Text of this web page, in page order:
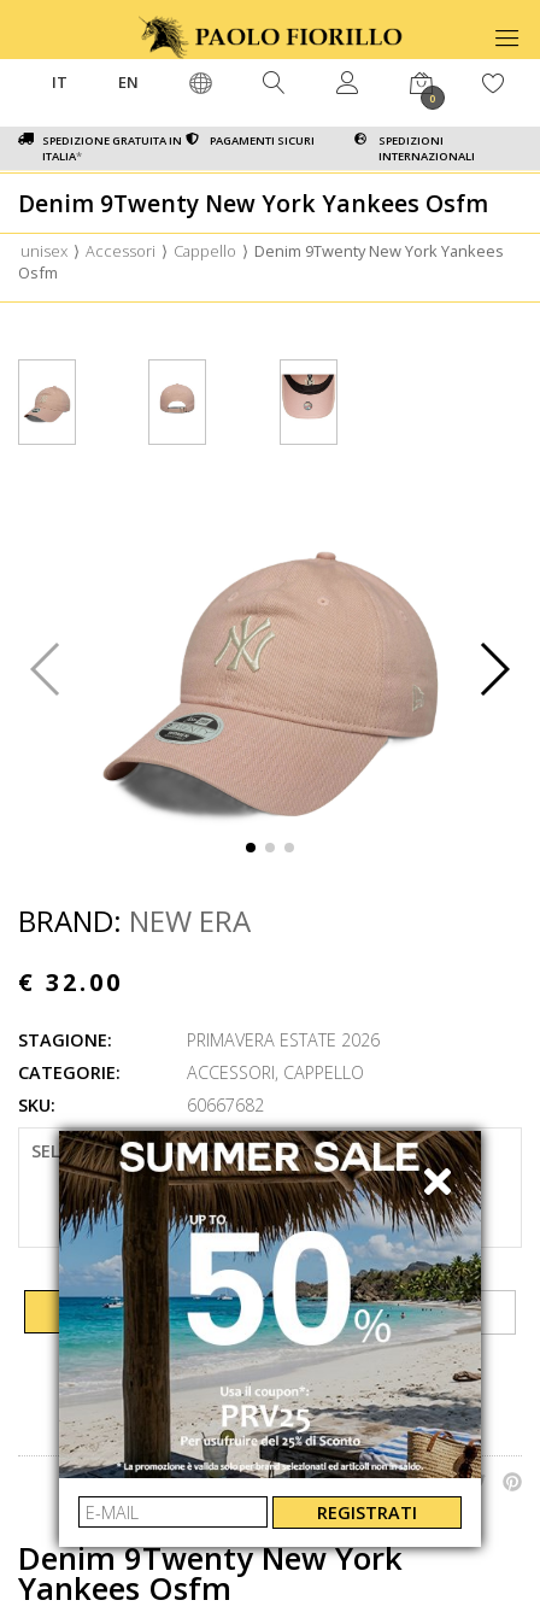
SPEDIZIONE GRATUITA IN
ITALIA*
PAGAMENTI SICURI
SPEDIZIONI
INTERNAZIONALI
IT EN
0
Denim 9Twenty New York Yankees Osfm
unisex ⟩ Accessori ⟩ Cappello ⟩ Denim 9Twenty New York Yankees
Osfm
BRAND: NEW ERA
€ 32.00
STAGIONE:
PRIMAVERA ESTATE 2026
CATEGORIE:
ACCESSORI, CAPPELLO
SKU:
60667682
SELEZIONARE LA TAGLIA
UNI
AGGIUNGI AL CARRELLO
CONDIVIDI SU:
Denim 9Twenty New York
Yankees Osfm
REGISTRATI